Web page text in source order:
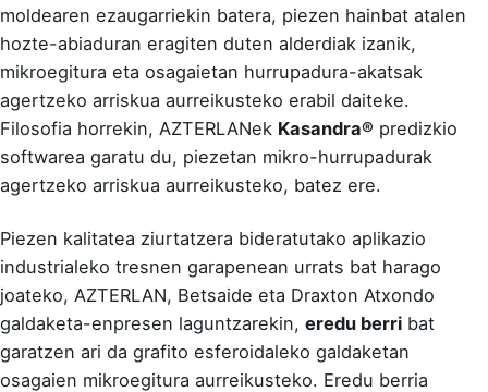
moldearen ezaugarriekin batera, piezen hainbat atalen
hozte-abiaduran eragiten duten alderdiak izanik,
mikroegitura eta osagaietan hurrupadura-akatsak
agertzeko arriskua aurreikusteko erabil daiteke.
Filosofia horrekin, AZTERLANek Kasandra® predizkio
softwarea garatu du, piezetan mikro-hurrupadurak
agertzeko arriskua aurreikusteko, batez ere.
Piezen kalitatea ziurtatzera bideratutako aplikazio
industrialeko tresnen garapenean urrats bat harago
joateko, AZTERLAN, Betsaide eta Draxton Atxondo
galdaketa-enpresen laguntzarekin, eredu berri bat
garatzen ari da grafito esferoidaleko galdaketan
osagaien mikroegitura aurreikusteko. Eredu berria